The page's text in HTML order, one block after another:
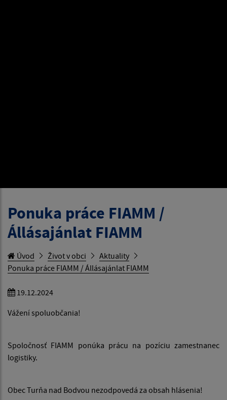
Ponuka práce FIAMM /
Állásajánlat FIAMM
Úvod Život v obci
Aktuality
Ponuka práce FIAMM / Állásajánlat FIAMM
19.12.2024
Vážení spoluobčania!
Spoločnosť FIAMM ponúka prácu na pozíciu zamestnanec
logistiky.
Obec Turňa nad Bodvou nezodpovedá za obsah hlásenia!